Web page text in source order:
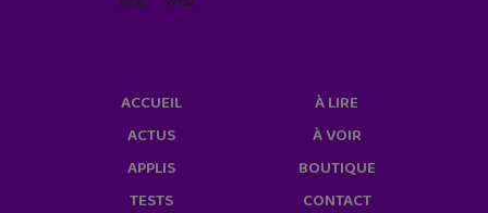
ACCUEIL
ACTUS
APPLIS
TESTS
À LIRE
À VOIR
BOUTIQUE
CONTACT